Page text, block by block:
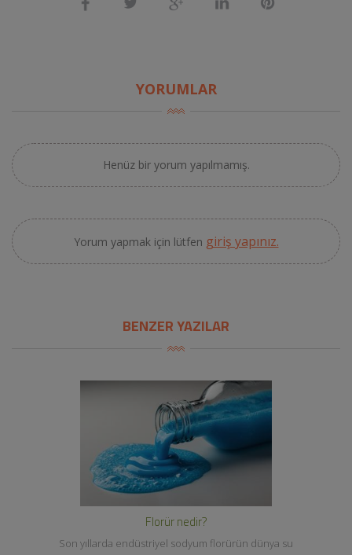
YORUMLAR
Henüz bir yorum yapılmamış.
Yorum yapmak için lütfen giriş yapınız.
BENZER YAZILAR
Florür nedir?
Son yıllarda endüstriyel sodyum florürün dünya su